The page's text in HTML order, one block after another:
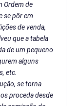
Ordem de
se pôr em
de venda,
que a tabela
de um pequeno
alguns
etc.
se torna
proceda desde